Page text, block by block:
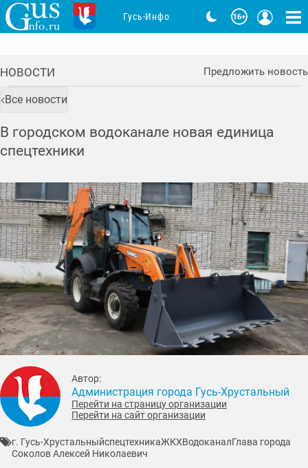
НОВОСТИ Предложить новость
Все новости
В городском водоканале новая единица
спецтехники
Автор:
Администрация города Гусь-Хрустальный
Перейти на страницу организации
Перейти на сайт организации
г. Гусь-ХрустальныйспецтехникаЖКХВодоканалГлава города
Соколов Алексей Николаевич
Гусь-Инфо